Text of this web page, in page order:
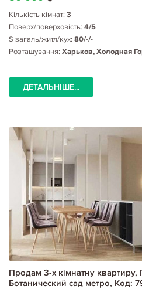
Кількість кімнат: 3
Поверх/поверховість: 4/5
S загаль/житл/кух: 80/-/-
Розташування: Харьков, Холодная
ДЕТАЛЬНІШЕ...
Продам 3-х кімнатну
Ботанический сад метро, Код: